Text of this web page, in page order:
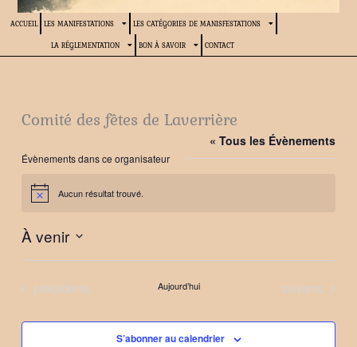
ACCUEIL LES MANIFESTATIONS LES CATÉGORIES DE MANISFESTATIONS
LA RÉGLEMENTATION BON À SAVOIR CONTACT
Comité des fêtes de Laverrière
« Tous les Évènements
Évènements dans ce organisateur
Notice Aucun résultat trouvé.
À venir
Sélectionnez
date.Évènements
précédents Aujourd’hui Évènements
suivants
S’abonner au calendrier